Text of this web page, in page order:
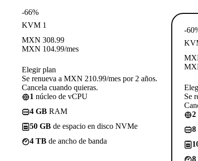
-66%
KVM 1
MXN 308.99
MXN 104.99/mes
Elegir plan
Se renueva a MXN 210.99/mes por 2 años.
Cancela cuando quieras.
1 núcleo de vCPU
4 GB RAM
50 GB de espacio en disco NVMe
4 TB de ancho de banda
-
Se
2
8
8